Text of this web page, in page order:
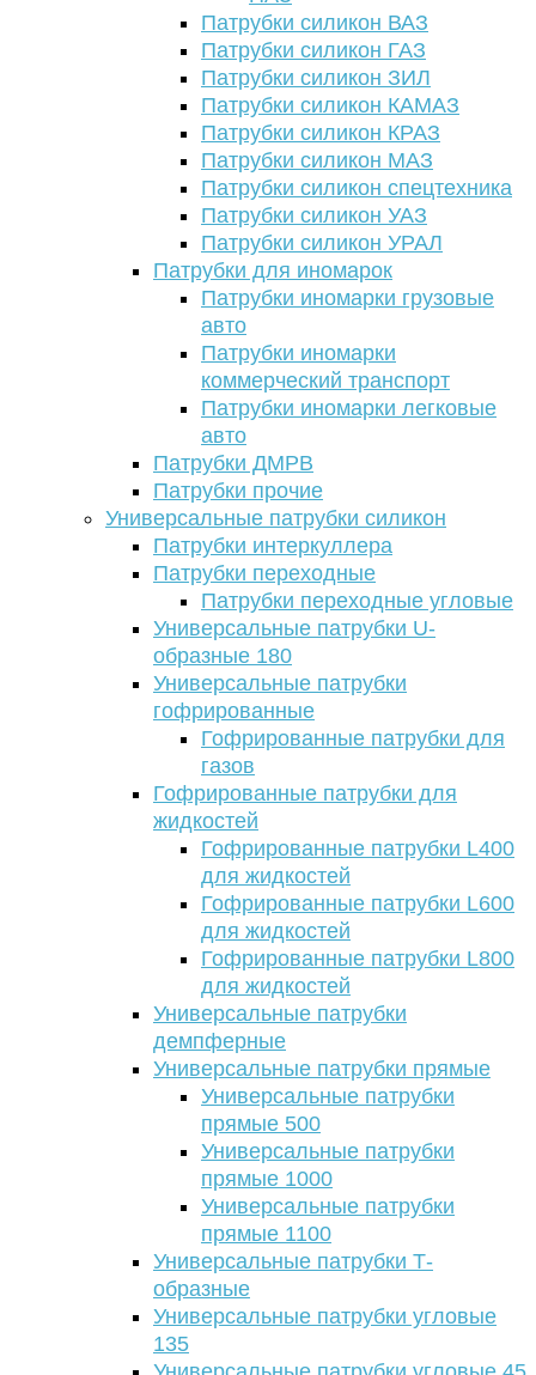
Патрубки силикон ВАЗ
Патрубки силикон ГАЗ
Патрубки силикон ЗИЛ
Патрубки силикон КАМАЗ
Патрубки силикон КРАЗ
Патрубки силикон МАЗ
Патрубки силикон спецтехника
Патрубки силикон УАЗ
Патрубки силикон УРАЛ
Патрубки для иномарок
Патрубки иномарки грузовые
авто
Патрубки иномарки
коммерческий транспорт
Патрубки иномарки легковые
авто
Патрубки ДМРВ
Патрубки прочие
Универсальные патрубки силикон
Патрубки интеркуллера
Патрубки переходные
Патрубки переходные угловые
Универсальные патрубки U-
образные 180
Универсальные патрубки
гофрированные
Гофрированные патрубки для
газов
Гофрированные патрубки для
жидкостей
Гофрированные патрубки L400
для жидкостей
Гофрированные патрубки L600
для жидкостей
Гофрированные патрубки L800
для жидкостей
Универсальные патрубки
демпферные
Универсальные патрубки прямые
Универсальные патрубки
прямые 500
Универсальные патрубки
прямые 1000
Универсальные патрубки
прямые 1100
Универсальные патрубки Т-
образные
Универсальные патрубки угловые
135